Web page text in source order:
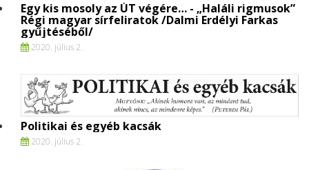
Egy kis mosoly az ÚT végére… - „Haláli rigmusok”
Régi magyar sírfeliratok /Dalmi Erdélyi Farkas
gyűjtéséből/
2020. július 2.
Politikai és egyéb kacsák
2020. július 2.